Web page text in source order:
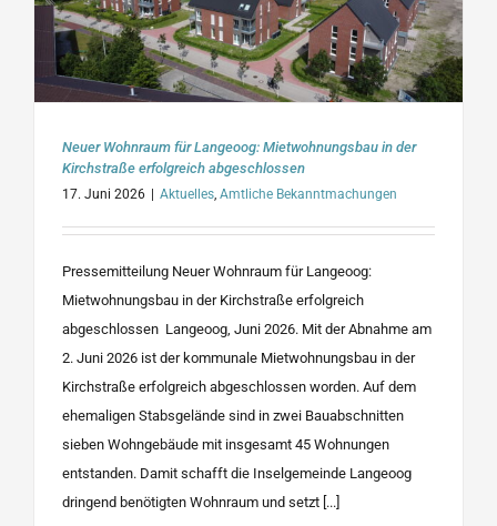
Neuer Wohnraum für Langeoog: Mietwohnungsbau in der
Kirchstraße erfolgreich abgeschlossen
17. Juni 2026 | Aktuelles Amtliche Bekanntmachungen
Pressemitteilung Neuer Wohnraum für Langeoog:
Mietwohnungsbau in der Kirchstraße erfolgreich
abgeschlossen Langeoog, Juni 2026. Mit der Abnahme am
2. Juni 2026 ist der kommunale Mietwohnungsbau in der
Kirchstraße erfolgreich abgeschlossen worden. Auf dem
ehemaligen Stabsgelände sind in zwei Bauabschnitten
sieben Wohngebäude mit insgesamt 45 Wohnungen
entstanden. Damit schafft die Inselgemeinde Langeoog
dringend benötigten Wohnraum und setzt [...]